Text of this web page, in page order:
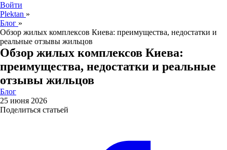
Войти
Plektan »
Блог »
Обзор жилых комплексов Киева: преимущества, недостатки и
реальные отзывы жильцов
Обзор жилых комплексов Киева:
преимущества, недостатки и реальные
отзывы жильцов
Блог
25 июня 2026
Поделиться статьей